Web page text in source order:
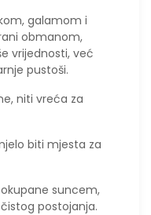
galamom i
obmanom,
vrijednosti, već
pustoši.
niti vreća za
biti mjesta za
suncem,
postojanja.